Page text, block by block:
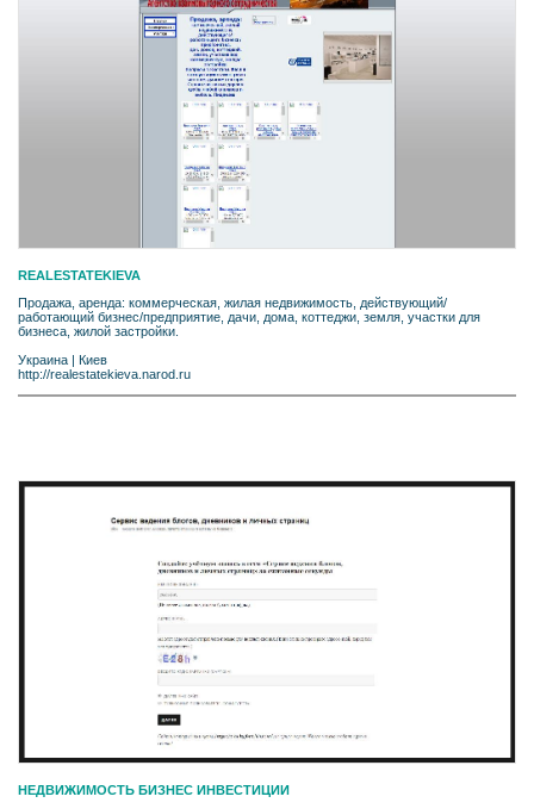
REALESTATEKIEVA
Продажа, аренда: коммерческая, жилая недвижимость, действующий/
работающий бизнес/предприятие, дачи, дома, коттеджи, земля, участки для
бизнеса, жилой застройки.
Украина | Киев
http://realestatekieva.narod.ru
НЕДВИЖИМОСТЬ БИЗНЕС ИНВЕСТИЦИИ